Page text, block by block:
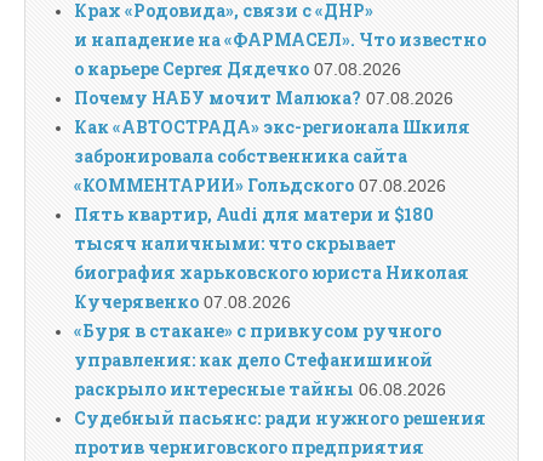
Крах «Родовида», связи с «ДНР»
и нападение на «ФАРМАСЕЛ». Что известно
о карьере Сергея Дядечко 07.08.2026
Почему НАБУ мочит Малюка? 07.08.2026
Как «АВТОСТРАДА» экс-регионала Шкиля
забронировала собственника сайта
«КОММЕНТАРИИ» Гольдского 07.08.2026
Пять квартир, Audi для матери и $180
тысяч наличными: что скрывает
биография харьковского юриста Николая
Кучерявенко 07.08.2026
«Буря в стакане» с привкусом ручного
управления: как дело Стефанишиной
раскрыло интересные тайны 06.08.2026
Судебный пасьянс: ради нужного решения
против черниговского предприятия